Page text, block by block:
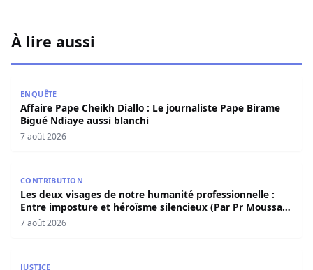
À lire aussi
ENQUÊTE
Affaire Pape Cheikh Diallo : Le journaliste Pape Birame
Bigué Ndiaye aussi blanchi
7 août 2026
CONTRIBUTION
Les deux visages de notre humanité professionnelle :
Entre imposture et héroïsme silencieux (Par Pr Moussa
Seydi)
7 août 2026
JUSTICE